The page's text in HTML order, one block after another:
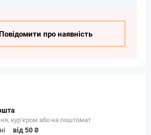
Повідомити про наявність
кур’єром або на поштомат
від 50 ₴